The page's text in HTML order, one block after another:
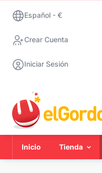
Español - €
Crear Cuenta
Iniciar Sesión
Inicio Tienda